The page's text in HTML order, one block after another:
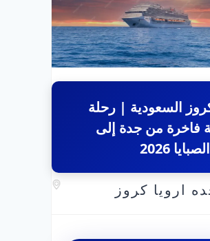
السعودية | رحلة
فاخرة من جدة إلى
2026
ارويا كروز